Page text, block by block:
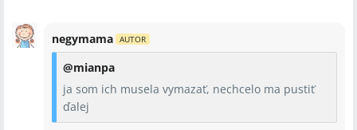
negymama AUTOR
@mianpa
ja som ich musela vymazať, nechcelo ma pustiť
ďalej